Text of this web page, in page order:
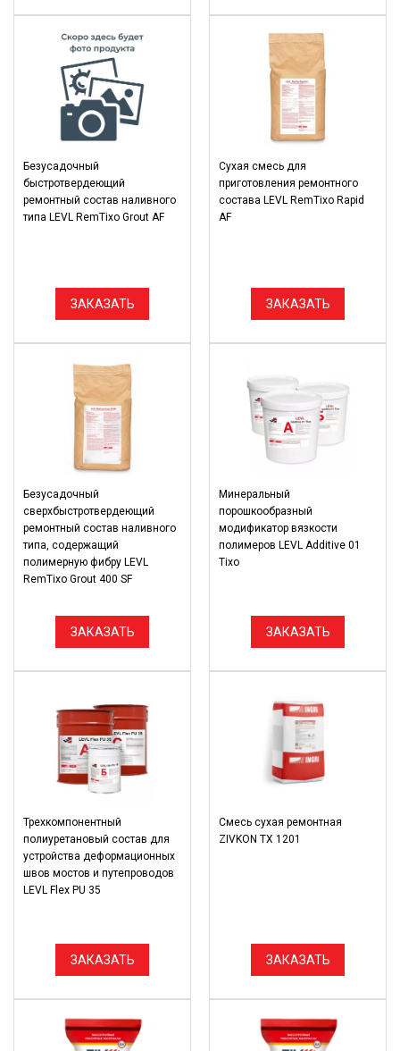
Безусадочный
быстротвердеющий
ремонтный состав наливного
типа LEVL RemTixo Grout AF
ЗАКАЗАТЬ
Сухая смесь для
приготовления ремонтного
состава LEVL RemTixo Rapid
AF
ЗАКАЗАТЬ
Безусадочный
сверхбыстротвердеющий
ремонтный состав наливного
типа, содержащий
полимерную фибру LEVL
RemTixo Grout 400 SF
ЗАКАЗАТЬ
Минеральный
порошкообразный
модификатор вязкости
полимеров LEVL Additive 01
Tixo
ЗАКАЗАТЬ
Трехкомпонентный
полиуретановый состав для
устройства деформационных
швов мостов и путепроводов
LEVL Flex PU 35
ЗАКАЗАТЬ
Смесь сухая ремонтная
ZIVKON TX 1201
ЗАКАЗАТЬ